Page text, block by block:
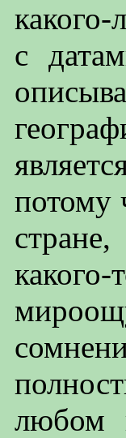
с
потому
любом